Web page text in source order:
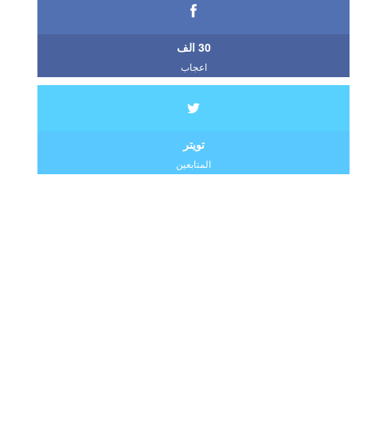
30 الف
اعجاب
تويتر
المتابعين